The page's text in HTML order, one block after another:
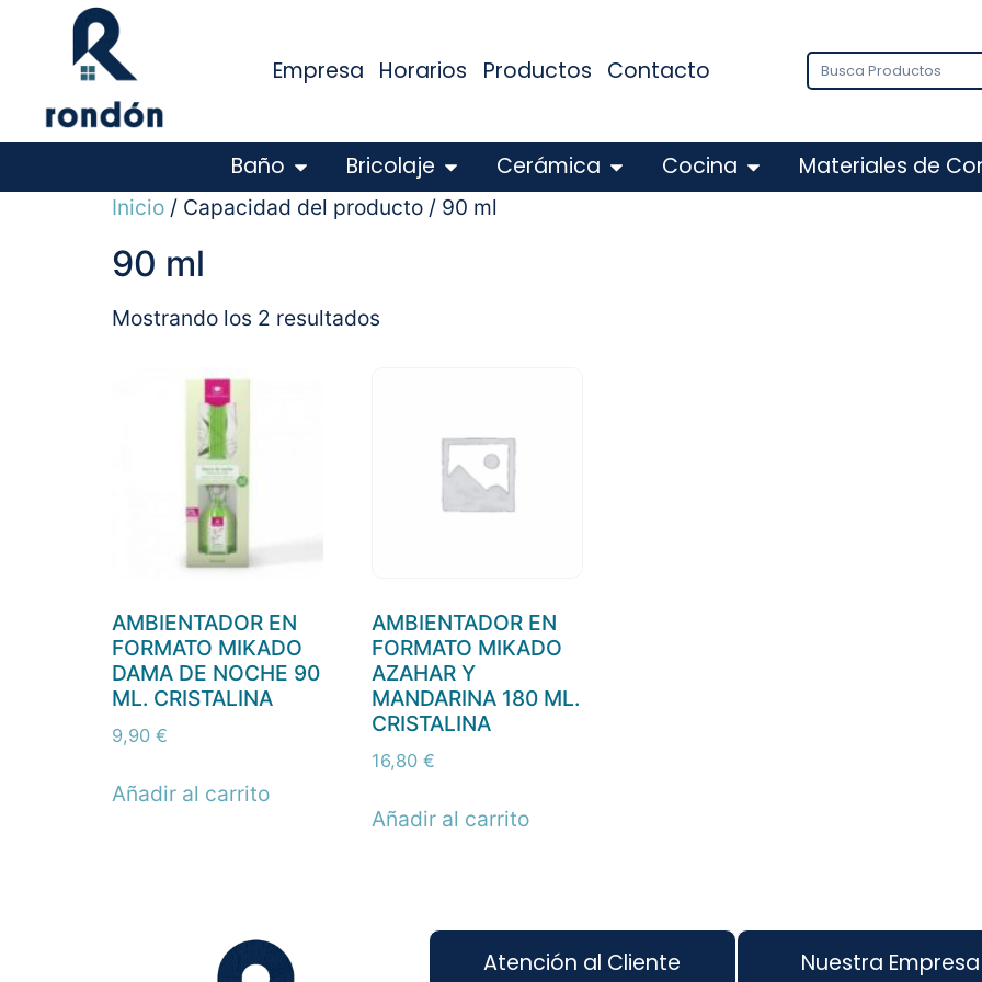
Empresa Horarios Productos Contacto
Baño Bricolaje Cerámica Cocina Materiales de
Inicio / Capacidad del producto / 90 ml
90 ml
Mostrando los 2 resultados
AMBIENTADOR EN
FORMATO MIKADO
DAMA DE NOCHE 90
ML. CRISTALINA
9,90 €
Añadir al carrito
AMBIENTADOR EN
FORMATO MIKADO
AZAHAR Y
MANDARINA 180 ML.
CRISTALINA
16,80 €
Añadir al carrito
Atención al Cliente Nuestra Empresa